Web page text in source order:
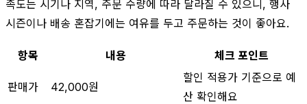
족도는 시기나 지역, 주문 수량에 따라 달라질 수 있으니, 행사
시즌이나 배송 혼잡기에는 여유를 두고 주문하는 것이 좋아요.
항목 내용 체크 포인트
판매가 42,000원
할인 적용가 기준으로 예
산 확인해요